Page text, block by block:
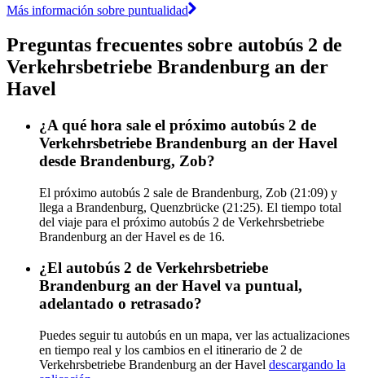
Más información sobre puntualidad
Preguntas frecuentes sobre autobús 2 de
Verkehrsbetriebe Brandenburg an der
Havel
¿A qué hora sale el próximo autobús 2 de
Verkehrsbetriebe Brandenburg an der Havel
desde Brandenburg, Zob?
El próximo autobús 2 sale de Brandenburg, Zob (21:09) y
llega a Brandenburg, Quenzbrücke (21:25). El tiempo total
del viaje para el próximo autobús 2 de Verkehrsbetriebe
Brandenburg an der Havel es de 16.
¿El autobús 2 de Verkehrsbetriebe
Brandenburg an der Havel va puntual,
adelantado o retrasado?
Puedes seguir tu autobús en un mapa, ver las actualizaciones
en tiempo real y los cambios en el itinerario de 2 de
Verkehrsbetriebe Brandenburg an der Havel descargando la